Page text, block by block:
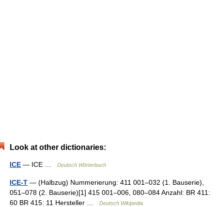
Look at other dictionaries:
ICE — ICE … Deutsch Wörterbuch
ICE-T — (Halbzug) Nummerierung: 411 001–032 (1. Bauserie),
051–078 (2. Bauserie)[1] 415 001–006, 080–084 Anzahl: BR 411:
60 BR 415: 11 Hersteller …
Deutsch Wikipedia